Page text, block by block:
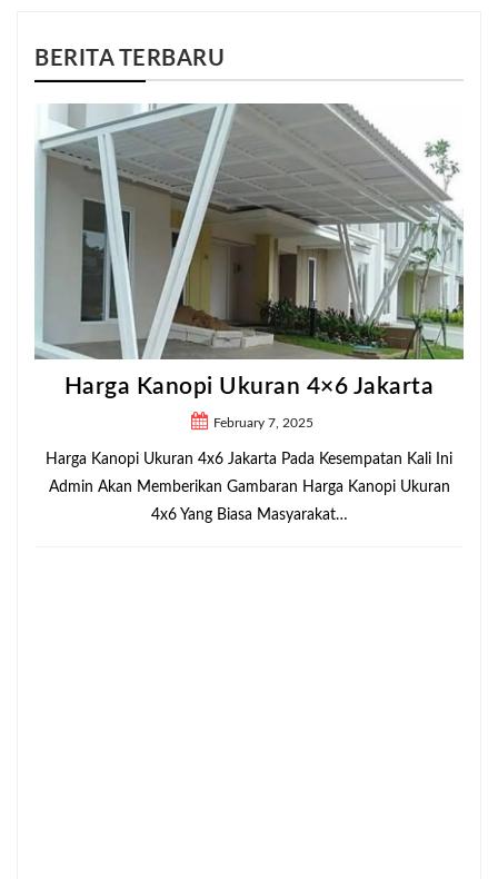
BERITA TERBARU
Harga Kanopi Ukuran 4×6 Jakarta
February 7, 2025
Harga Kanopi Ukuran 4x6 Jakarta Pada Kesempatan Kali Ini
Admin Akan Memberikan Gambaran Harga Kanopi Ukuran
4x6 Yang Biasa Masyarakat…